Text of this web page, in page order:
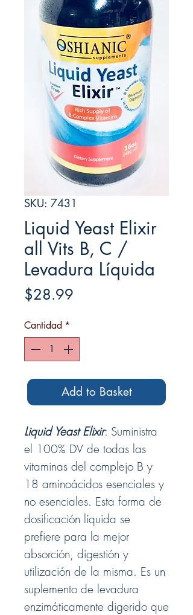
SKU: 7431
Liquid Yeast Elixir
all Vits B, C /
Levadura Líquida
$28.99
Cantidad *
Add to Basket
Liquid Yeast Elixir: Suministra
el 100% DV de todas las
vitaminas del complejo B y
18 aminoácidos esenciales y
no esenciales. Esta forma de
dosificación líquida se
prefiere para la mejor
absorción, digestión y
utilización de la misma. Es un
suplemento de levadura
enzimáticamente digerido que